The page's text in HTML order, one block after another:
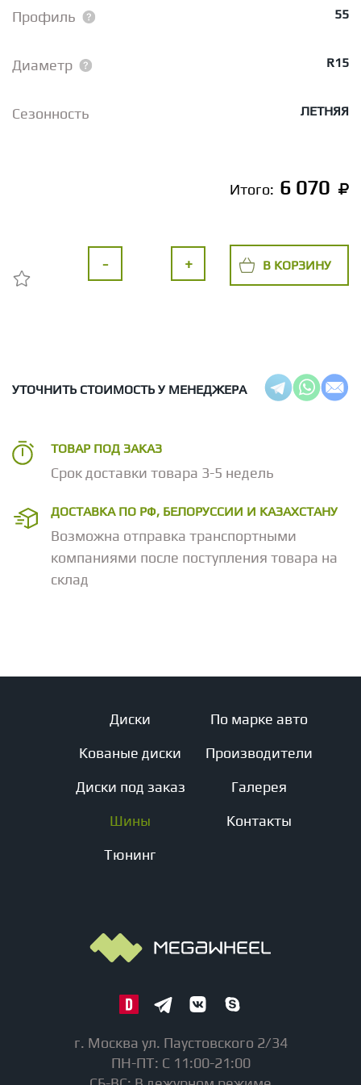
Профиль 55
Диаметр R15
Сезонность ЛЕТНЯЯ
Итого: 6 070
- + В КОРЗИНУ
УТОЧНИТЬ СТОИМОСТЬ У МЕНЕДЖЕРА
ТОВАР ПОД ЗАКАЗ
Срок доставки товара 3-5 недель
ДОСТАВКА ПО РФ, БЕЛОРУССИИ И КАЗАХСТАНУ
Возможна отправка транспортными
компаниями после поступления товара на
склад
Диски
Кованые диски
Диски под заказ
Шины
Тюнинг
По марке авто
Производители
Галерея
Контакты
г. Москва ул. Паустовского 2/34
ПН-ПТ: С 11:00-21:00